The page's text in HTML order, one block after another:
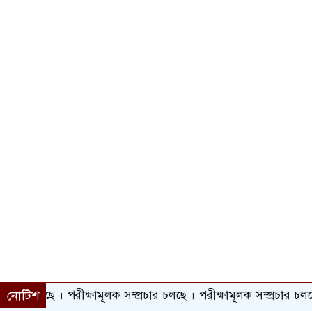
নোটিশ। পরীক্ষামূলক সম্প্রচার চলছে । পরীক্ষামূলক সম্প্রচার চলছে ।